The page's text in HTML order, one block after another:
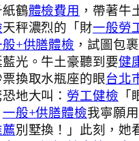
鶴體檢費用 ，帶著牛
天秤濃烈的「財一般勞
+供膳體檢 ，試圖包
光。牛土豪聽到要健
換取水瓶座的眼台北
地大叫： 勞工健檢
一般+供膳體檢我寧願用
別墅換！」此刻，她